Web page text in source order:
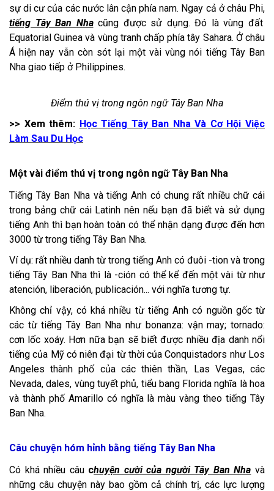
sự di cư của các nước lân cận phía nam. Ngay cả ở châu Phi,
tiếng Tây Ban Nhacũng được sử dụng. Đó là vùng đất
Equatorial Guinea và vùng tranh chấp phía tây Sahara. Ở châu
Á hiện nay vẫn còn sót lại một vài vùng nói tiếng Tây Ban
Nha giao tiếp ở Philippines.
Điểm thú vị trong ngôn ngữ Tây Ban Nha
>> Xem thêm: Học Tiếng Tây Ban Nha Và Cơ Hội Việc
Làm Sau Du Học
Một vài điểm thú vị trong ngôn ngữ Tây Ban Nha
Tiếng Tây Ban Nha và tiếng Anh có chung rất nhiều chữ cái
trong bảng chữ cái Latinh nên nếu bạn đã biết và sử dụng
tiếng Anh thì bạn hoàn toàn có thể nhận dạng được đến hơn
3000 từ trong tiếng Tây Ban Nha.
Ví dụ: rất nhiều danh từ trong tiếng Anh có đuôi -tion và trong
tiếng Tây Ban Nha thì là -ción có thể kể đến một vài từ như
atención, liberación, publicación... với nghĩa tương tự.
Không chỉ vậy, có khá nhiều từ tiếng Anh có nguồn gốc từ
các từ tiếng Tây Ban Nha như bonanza: vận may; tornado:
cơn lốc xoáy. Hơn nữa bạn sẽ biết được nhiều địa danh nổi
tiếng của Mỹ có niên đại từ thời của Conquistadors như Los
Angeles thành phố của các thiên thần, Las Vegas, các
Nevada, dales, vùng tuyết phủ, tiểu bang Florida nghĩa là hoa
và thành phố Amarillo có nghĩa là màu vàng theo tiếng Tây
Ban Nha.
Câu chuyện hóm hỉnh bằng tiếng Tây Ban Nha
Có khá nhiều câuchuyện cười của người Tây Ban Nha và
những câu chuyện này bao gồm cả chính trị, các lực lượng